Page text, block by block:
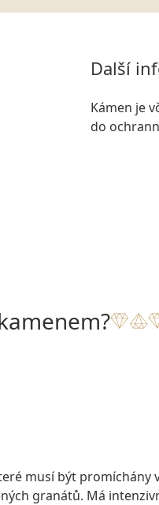
Další
Kámen je
do
musí být promíchány
granátů. Má